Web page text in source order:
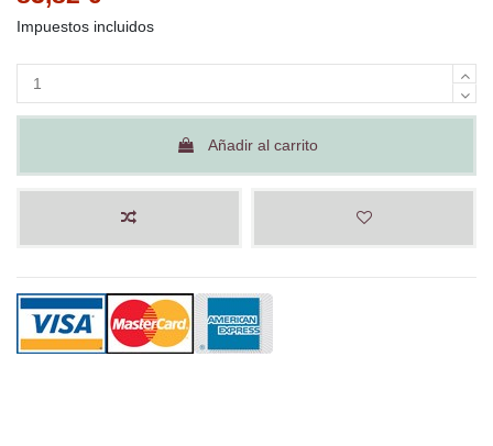
Impuestos incluidos
Añadir al carrito